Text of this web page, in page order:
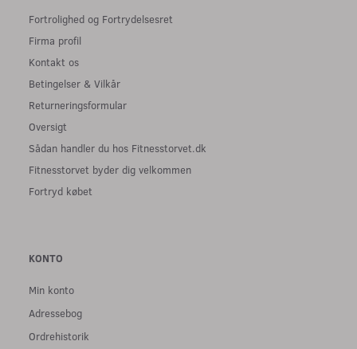
Fortrolighed og Fortrydelsesret
Firma profil
Kontakt os
Betingelser & Vilkår
Returneringsformular
Oversigt
Sådan handler du hos Fitnesstorvet.dk
Fitnesstorvet byder dig velkommen
Fortryd købet
KONTO
Min konto
Adressebog
Ordrehistorik